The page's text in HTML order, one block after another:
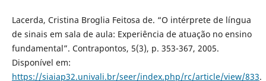
Lacerda, Cristina Broglia Feitosa de. “O intérprete de língua
de sinais em sala de aula: Experiência de atuação no ensino
fundamental”. Contrapontos, 5(3), p. 353-367, 2005.
Disponível em:
https://siaiap32.univali.br/seer/index.php/rc/article/view/833.